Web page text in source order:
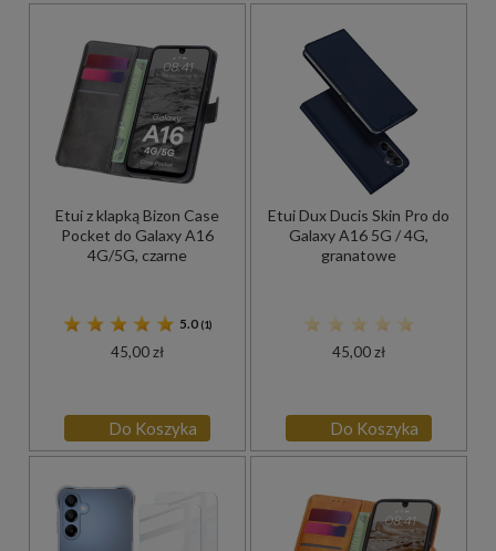
Etui z klapką Bizon Case
Pocket do Galaxy A16
4G/5G, czarne
5.0 (1)
45,00 zł
Do Koszyka
Etui Dux Ducis Skin Pro do
Galaxy A16 5G / 4G,
granatowe
45,00 zł
Do Koszyka